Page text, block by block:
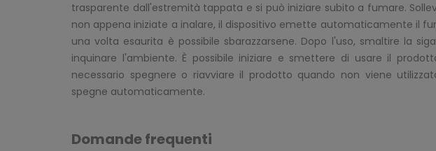
trasparente dall'estremità tappata e si può iniziare subito a fumare.
non appena iniziate a inalare, il dispositivo emette automaticamente il
una volta esaurita è possibile sbarazzarsene. Dopo l'uso, smaltire la
inquinare l'ambiente. È possibile iniziare e smettere di usare il
necessario spegnere o riavviare il prodotto quando non viene
spegne automaticamente.
Domande frequenti